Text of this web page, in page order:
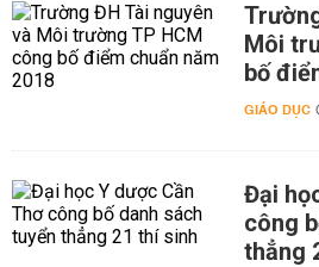
Môi
bố
GIÁO DỤC
Đại
công
thẳng